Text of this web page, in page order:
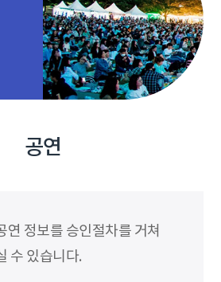
공연
연 정보를 승인절차를 거쳐
수 있습니다.